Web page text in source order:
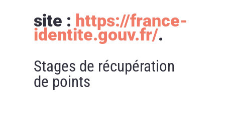
site : https://france-
identite.gouv.fr/.
Stages de récupération
de points